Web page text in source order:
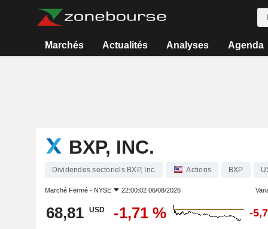
Marchés Actualités Analyses Agenda
BXP, INC.
Dividendes sectoriels BXP, Inc. Actions BXP
Marché Fermé - NYSE 22:00:02 06/08/2026
68,81 USD -1,71 % -